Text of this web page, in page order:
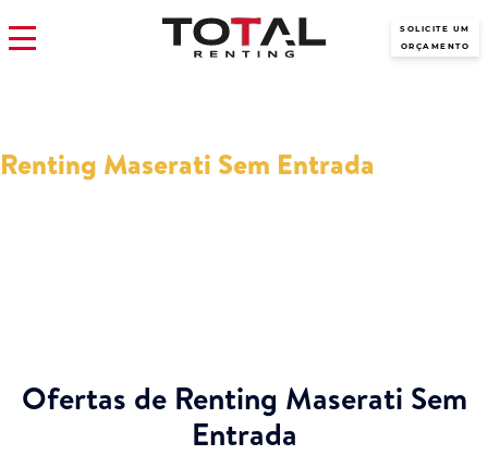
SOLICITE UM
ORÇAMENTO
Renting Maserati Sem Entrada
Ofertas de Renting Maserati Sem
Entrada